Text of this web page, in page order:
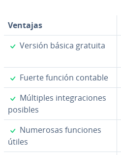
Ventajas
✓
Versión básica gratuita
✓
Fuerte función contable
✓
Múltiples in­te­gra­cio­nes
posibles
✓
Numerosas funciones
útiles